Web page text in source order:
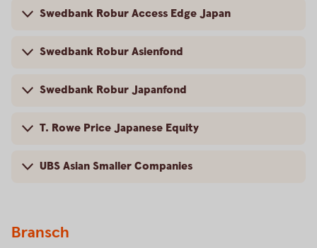
Swedbank Robur Access Edge Japan
Swedbank Robur Asienfond
Swedbank Robur Japanfond
T. Rowe Price Japanese Equity
UBS Asian Smaller Companies
Bransch